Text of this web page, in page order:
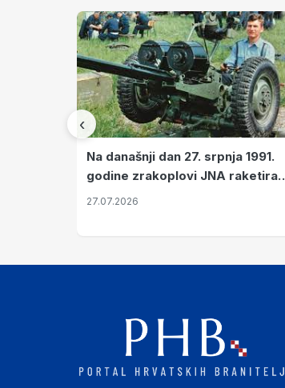
‹
Na današnji dan 27. srpnja 1991.
godine zrakoplovi JNA raketirali
su vojarnu i obučni centar "Nikola
27.07.2026